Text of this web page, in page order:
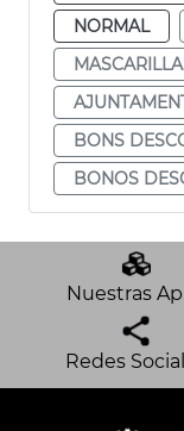
NORMAL
BONS
BONOS
Nuestras
Redes